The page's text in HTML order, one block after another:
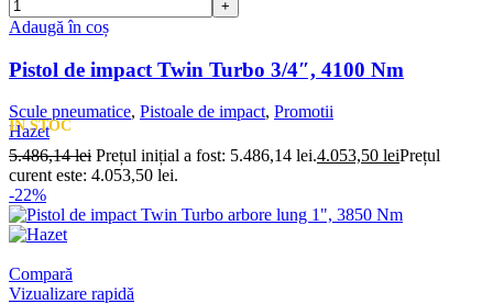
Adaugă în coș
Pistol de impact Twin Turbo 3/4″, 4100 Nm
Scule pneumatice, Pistoale de impact, Promotii
Hazet
IN STOC
5.486,14lei Prețul inițial a fost: 5.486,14 lei.4.053,50 leiPrețul
curent este: 4.053,50 lei.
-22%
Compară
Vizualizare rapidă